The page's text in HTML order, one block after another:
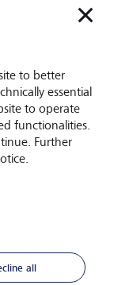
e la tutela
to better
essential
to operate
functionalities.
Further
all